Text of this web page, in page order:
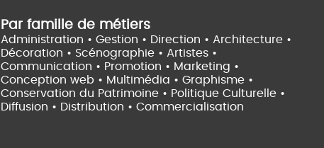
Par famille de métiers
Administration • Gestion • Direction • Architecture •
Décoration • Scénographie • Artistes •
Communication • Promotion • Marketing •
Conception web • Multimédia • Graphisme •
Conservation du Patrimoine • Politique Culturelle •
Diffusion • Distribution • Commercialisation